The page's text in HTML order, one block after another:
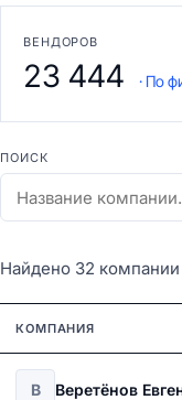
ВЕНДОРОВ
23 444 · По
ПОИСК
Найдено 32
КОМПАНИЯ
В Веретёнов